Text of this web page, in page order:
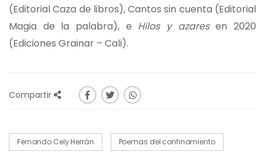
(Editorial Caza de libros), Cantos sin cuenta (Editorial
Magia de la palabra), e Hilos y azaresen 2020
(Ediciones Grainar – Cali).
Compartir
Fernando Cely Herrán Poemas del confinamiento